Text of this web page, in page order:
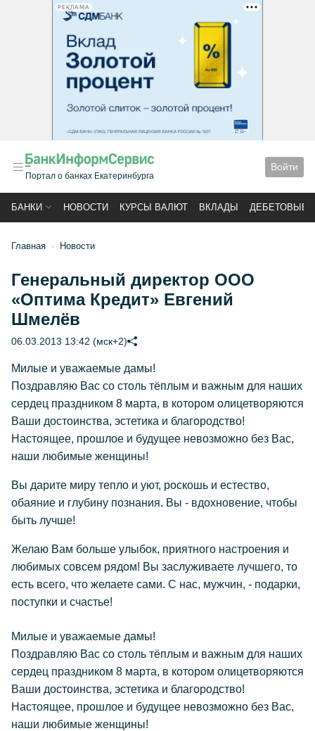
РЕКЛАМА
Портал о банках Екатеринбурга
Войти
БАНКИ НОВОСТИ КУРСЫ ВАЛЮТ ВКЛАДЫ ДЕБЕТОВЫЕ
Главная Новости
Генеральный директор ООО
«Оптима Кредит» Евгений
Шмелёв
06.03.2013 13:42 (мск+2)
Милые и уважаемые дамы!
Поздравляю Вас со столь тёплым и важным для наших
сердец праздником 8 марта, в котором олицетворяются
Ваши достоинства, эстетика и благородство!
Настоящее, прошлое и будущее невозможно без Вас,
наши любимые женщины!
Вы дарите миру тепло и уют, роскошь и естество,
обаяние и глубину познания. Вы - вдохновение, чтобы
быть лучше!
Желаю Вам больше улыбок, приятного настроения и
любимых совсем рядом! Вы заслуживаете лучшего, то
есть всего, что желаете сами. С нас, мужчин, - подарки,
поступки и счастье!
Милые и уважаемые дамы!
Поздравляю Вас со столь тёплым и важным для наших
сердец праздником 8 марта, в котором олицетворяются
Ваши достоинства, эстетика и благородство!
Настоящее, прошлое и будущее невозможно без Вас,
наши любимые женщины!